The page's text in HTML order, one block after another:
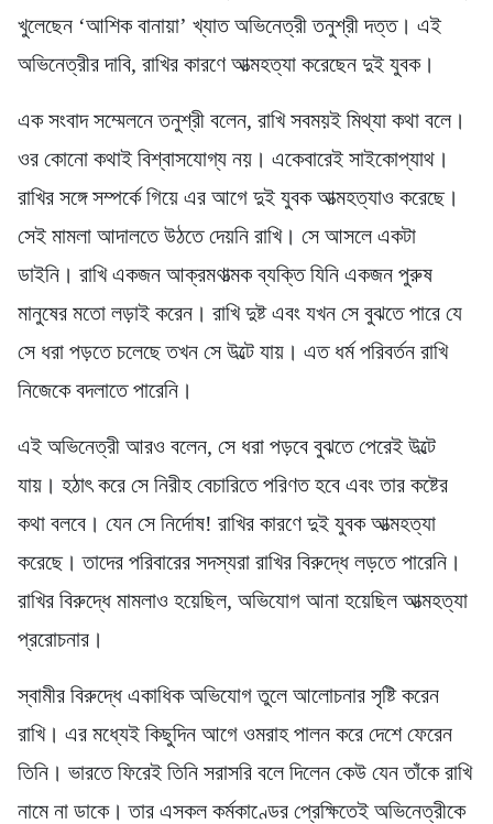
খুলেছেন ‘আশিক বানায়া’ খ্যাত অভিনেত্রী তনুশ্রী দত্ত। এই
অভিনেত্রীর দাবি, রাখির কারণে আত্মহত্যা করেছেন দুই যুবক।
এক সংবাদ সম্মেলনে তনুশ্রী বলেন, রাখি সবময়ই মিথ্যা কথা বলে।
ওর কোনো কথাই বিশ্বাসযোগ্য নয়। একেবারেই সাইকোপ্যাথ।
রাখির সঙ্গে সম্পর্কে গিয়ে এর আগে দুই যুবক আত্মহত্যাও করেছে।
সেই মামলা আদালতে উঠতে দেয়নি রাখি। সে আসলে একটা
ডাইনি। রাখি একজন আক্রমণাত্মক ব্যক্তি যিনি একজন পুরুষ
মানুষের মতো লড়াই করেন। রাখি দুষ্ট এবং যখন সে বুঝতে পারে যে
সে ধরা পড়তে চলেছে তখন সে উল্টে যায়। এত ধর্ম পরিবর্তন রাখি
নিজেকে বদলাতে পারেনি।
এই অভিনেত্রী আরও বলেন, সে ধরা পড়বে বুঝতে পেরেই উল্টে
যায়। হঠাৎ করে সে নিরীহ বেচারিতে পরিণত হবে এবং তার কষ্টের
কথা বলবে। যেন সে নির্দোষ! রাখির কারণে দুই যুবক আত্মহত্যা
করেছে। তাদের পরিবারের সদস্যরা রাখির বিরুদ্ধে লড়তে পারেনি।
রাখির বিরুদ্ধে মামলাও হয়েছিল, অভিযোগ আনা হয়েছিল আত্মহত্যা
প্ররোচনার।
স্বামীর বিরুদ্ধে একাধিক অভিযোগ তুলে আলোচনার সৃষ্টি করেন
রাখি। এর মধ্যেই কিছুদিন আগে ওমরাহ পালন করে দেশে ফেরেন
তিনি। ভারতে ফিরেই তিনি সরাসরি বলে দিলেন কেউ যেন তাঁকে রাখি
নামে না ডাকে। তার এসকল কর্মকাণ্ডের প্রেক্ষিতেই অভিনেত্রীকে